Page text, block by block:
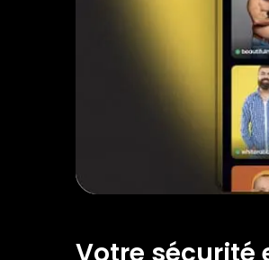
Votre sécurité